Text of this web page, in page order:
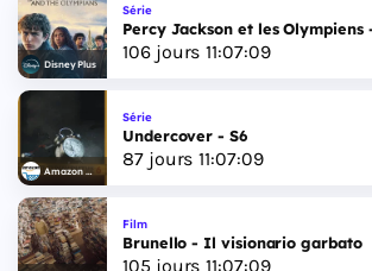
Disney Plus
Série
Percy Jackson et les Olympiens
106jours 11:07:08
Amazon Video
Série
Undercover - S6
87jours 11:07:08
Film
Brunello - Il visionario garbato
105 jours 11:07:08